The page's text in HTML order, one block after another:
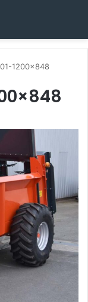
1200×848